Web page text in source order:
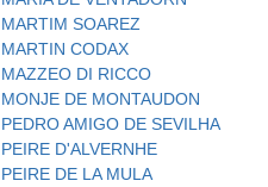
MARTIM SOAREZ
MARTIN CODAX
MAZZEO DI RICCO
MONJE DE MONTAUDON
PEDRO AMIGO DE SEVILHA
PEIRE D'ALVERNHE
PEIRE DE LA MULA